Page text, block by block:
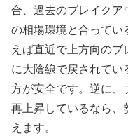
合、過去のブレイクア
の相場環境と合ってい
えば直近で上方向の
に大陰線で戻されてい
方が安全です。逆に、
再上昇しているなら、
えます。